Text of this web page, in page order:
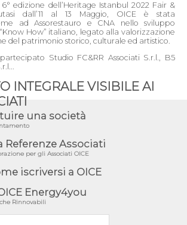
edizione dell’Heritage Istanbul 2022 Fair &
dall’11 al 13 Maggio, OICE è stata
ad Assorestauro e CNA nello sviluppo
How” italiano, legato alla valorizzazione
del patrimonio storico, culturale ed artistico.
Studio FC&RR Associati S.r.l., B5
INTEGRALE VISIBILE AI
una società
Referenze Associati
per gli Associati OICE
iscriversi a OICE
Energy4you
Rinnovabili